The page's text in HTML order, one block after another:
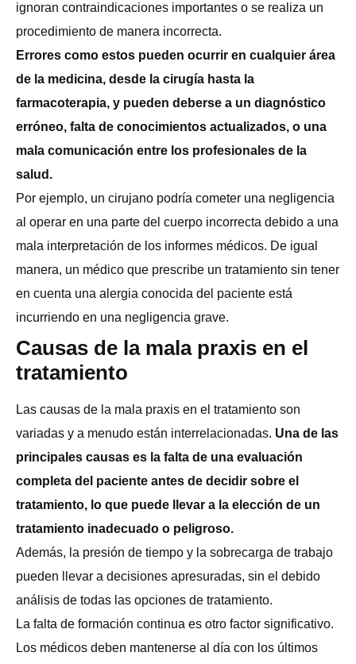
ignoran contraindicaciones importantes o se realiza un
procedimiento de manera incorrecta.
Errores como estos pueden ocurrir en cualquier área
de la medicina, desde la cirugía hasta la
farmacoterapia, y pueden deberse a un diagnóstico
erróneo, falta de conocimientos actualizados, o una
mala comunicación entre los profesionales de la
salud.
Por ejemplo, un cirujano podría cometer una negligencia
al operar en una parte del cuerpo incorrecta debido a una
mala interpretación de los informes médicos. De igual
manera, un médico que prescribe un tratamiento sin tener
en cuenta una alergia conocida del paciente está
incurriendo en una negligencia grave.
Causas de la mala praxis en el
tratamiento
Las causas de la mala praxis en el tratamiento son
variadas y a menudo están interrelacionadas. Una de las
principales causas es la falta de una evaluación
completa del paciente antes de decidir sobre el
tratamiento, lo que puede llevar a la elección de un
tratamiento inadecuado o peligroso.
Además, la presión de tiempo y la sobrecarga de trabajo
pueden llevar a decisiones apresuradas, sin el debido
análisis de todas las opciones de tratamiento.
La falta de formación continua es otro factor significativo.
Los médicos deben mantenerse al día con los últimos